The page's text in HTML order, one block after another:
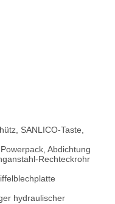
SANLICO-Taste,
Abdichtung
Rechteckrohr
hydraulischer